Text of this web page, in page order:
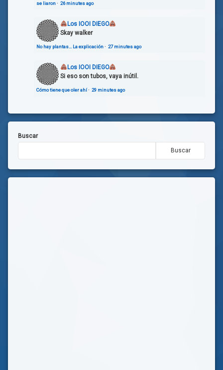
se liaron· 26 minutes ago
Los IOOI DIEGO
Skay walker
No hay plantas… La explicación· 27 minutes ago
Los IOOI DIEGO
Si eso son tubos, vaya inútil.
Cómo tiene que oler ahí· 29 minutes ago
Buscar
Buscar